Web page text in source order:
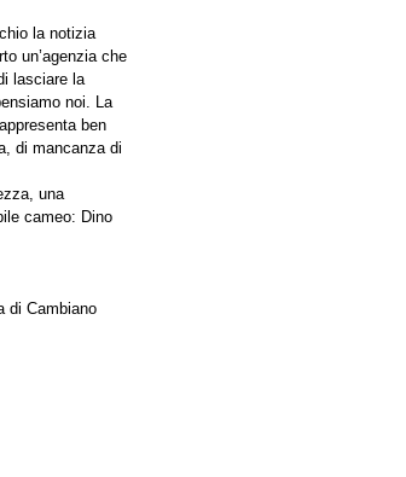
la notizia
un’agenzia che
lasciare la
noi. La
ben
di mancanza di
una
cameo: Dino
di Cambiano